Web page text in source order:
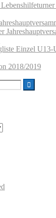
Einzel U13-
2018/2019